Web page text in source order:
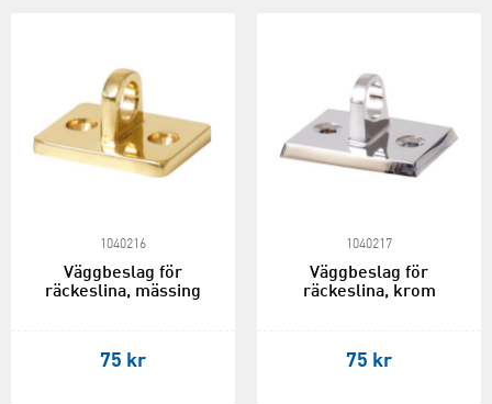
1040216
Väggbeslag för
räckeslina, mässing
75 kr
1040217
Väggbeslag för
räckeslina, krom
75 kr